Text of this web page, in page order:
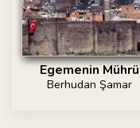
Egemenin Mührü
Berhudan Şamar